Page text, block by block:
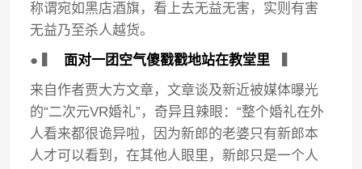
称谓宛如黑店酒旗，看上去无益无害，实则有害
无益乃至杀人越货。
● ▍ 面对一团空气傻戳戳地站在教堂里
来自作者贾大方文章，文章谈及新近被媒体曝光
的“二次元VR婚礼”，奇异且辣眼：“整个婚礼在外
人看来都很诡异啦，因为新郎的老婆只有新郎本
人才可以看到，在其他人眼里，新郎只是一个人